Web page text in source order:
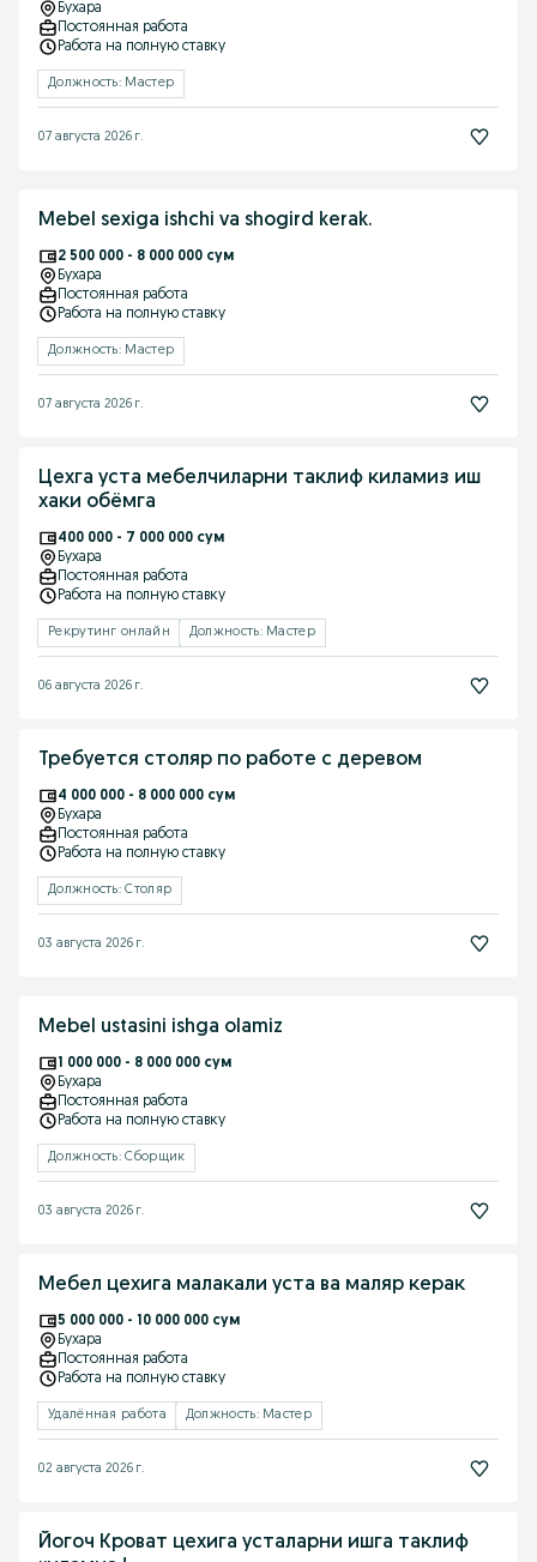
Бухара
Постоянная работа
Работа на полную ставку
Должность: Мастер
07 августа 2026 г.
Mebel sexiga ishchi va shogird kerak.
2 500 000 - 8 000 000 сум
Бухара
Постоянная работа
Работа на полную ставку
Должность: Мастер
07 августа 2026 г.
Цехга уста мебелчиларни таклиф киламиз иш
хаки обёмга
400 000 - 7 000 000 сум
Бухара
Постоянная работа
Работа на полную ставку
Рекрутинг онлайн Должность: Мастер
06 августа 2026 г.
Требуется столяр по работе с деревом
4 000 000 - 8 000 000 сум
Бухара
Постоянная работа
Работа на полную ставку
Должность: Столяр
03 августа 2026 г.
Mebel ustasini ishga olamiz
1 000 000 - 8 000 000 сум
Бухара
Постоянная работа
Работа на полную ставку
Должность: Сборщик
03 августа 2026 г.
Мебел цехига малакали уста ва маляр керак
5 000 000 - 10 000 000 сум
Бухара
Постоянная работа
Работа на полную ставку
Удалённая работа Должность: Мастер
02 августа 2026 г.
Йогоч Кроват цехига усталарни ишга таклиф